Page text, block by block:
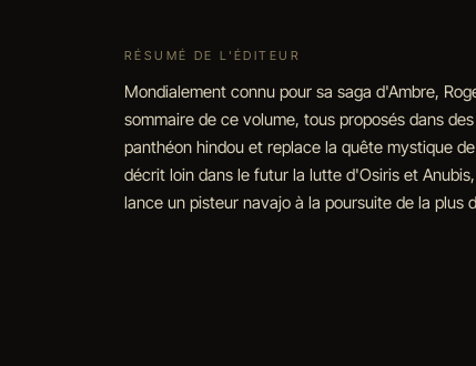
RÉSUMÉ DE L'ÉDITEUR
Mondialement connu pour sa saga d'Ambre,
sommaire de ce volume, tous proposés dans
panthéon hindou et replace la quête mystique
décrit loin dans le futur la lutte d'Osiris et
lance un pisteur navajo à la poursuite de la